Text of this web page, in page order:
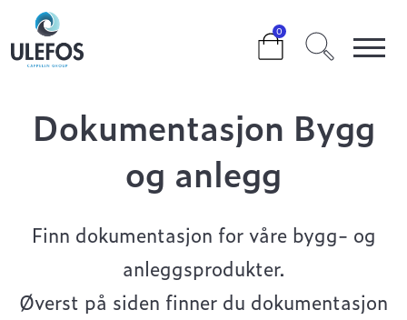
0
DOKUMENTASJON BYGG- OG ANLEGG
Dokumentasjon Bygg
og anlegg
Finn dokumentasjon for våre bygg- og
anleggsprodukter.
Øverst på siden finner du dokumentasjon